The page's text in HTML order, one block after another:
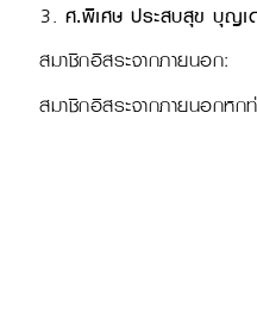
ศ.พิเศษ ประสบสุข บุญเ
สมาชิกอิสระจากภายนอก:
สมาชิกอิสระจากภายนอกหก